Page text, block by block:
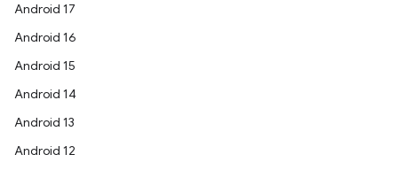
Android 17
Android 16
Android 15
Android 14
Android 13
Android 12